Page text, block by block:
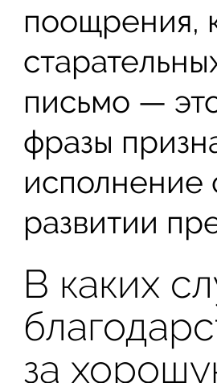
поощрения,
письмо —
фразы
исполнение
развитии
В каких
за